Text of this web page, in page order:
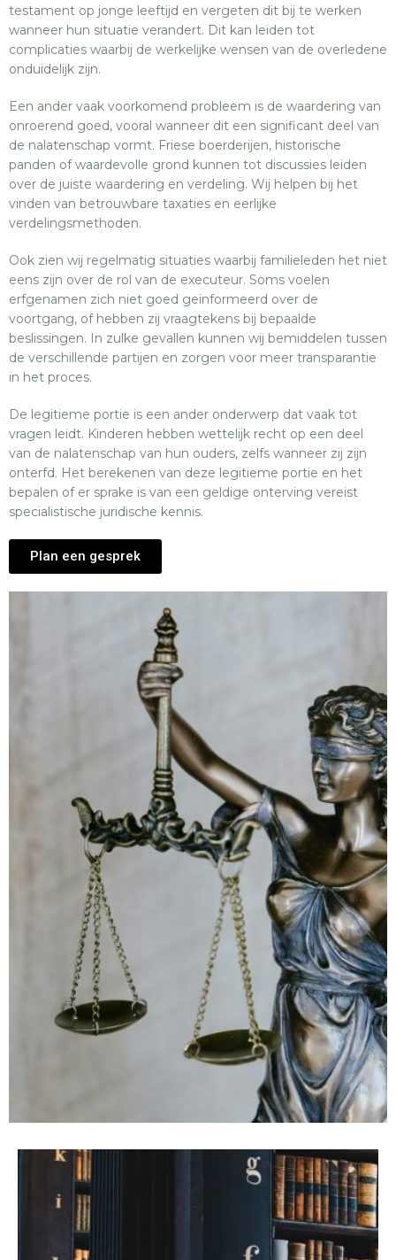
testament op jonge leeftijd en vergeten dit bij te werken
wanneer hun situatie verandert. Dit kan leiden tot
complicaties waarbij de werkelijke wensen van de overledene
onduidelijk zijn.
Een ander vaak voorkomend probleem is de waardering van
onroerend goed, vooral wanneer dit een significant deel van
de nalatenschap vormt. Friese boerderijen, historische
panden of waardevolle grond kunnen tot discussies leiden
over de juiste waardering en verdeling. Wij helpen bij het
vinden van betrouwbare taxaties en eerlijke
verdelingsmethoden.
Ook zien wij regelmatig situaties waarbij familieleden het niet
eens zijn over de rol van de executeur. Soms voelen
erfgenamen zich niet goed geïnformeerd over de
voortgang, of hebben zij vraagtekens bij bepaalde
beslissingen. In zulke gevallen kunnen wij bemiddelen tussen
de verschillende partijen en zorgen voor meer transparantie
in het proces.
De legitieme portie is een ander onderwerp dat vaak tot
vragen leidt. Kinderen hebben wettelijk recht op een deel
van de nalatenschap van hun ouders, zelfs wanneer zij zijn
onterfd. Het berekenen van deze legitieme portie en het
bepalen of er sprake is van een geldige onterving vereist
specialistische juridische kennis.
Plan een gesprek